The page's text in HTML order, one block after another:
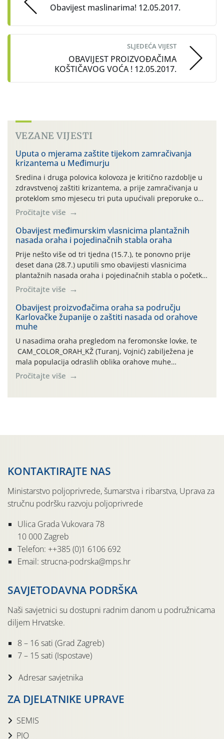
Obavijest maslinarima! 12.05.2017.
SLJEDEĆA VIJEST
OBAVIJEST PROIZVOĐAČIMA
KOŠTIČAVOG VOĆA ! 12.05.2017.
VEZANE VIJESTI
Uputa o mjerama zaštite tijekom zamračivanja
krizantema u Međimurju
Sredina i druga polovica kolovoza je kritično razdoblje u
zdravstvenoj zaštiti krizantema, a prije zamračivanja u
proteklom smo mjesecu tri puta upućivali preporuke o
preventivnim mjerama zaštite krizantema od najčešćih
uzročnika bolesti, štetnika i fito-fagnih grinja (23.7., 14.7.,
06.7.)! Na početku ovog mjeseca je zabilježeno je
povijesno i ekstremno vruće meteorološko razdoblje, uz
najviše temperature […]
Pročitajte više
Obavijest međimurskim vlasnicima plantažnih
nasada oraha i pojedinačnih stabla oraha
Prije nešto više od tri tjedna (15.7.), te ponovno prije
deset dana (28.7.) uputili smo obavijesti vlasnicima
plantažnih nasada oraha i pojedinačnih stabla o početku
leta i ovogodišnjoj potrebi usmjerenog suzbijanja
orahove muhe (Rhagoletis completa)! Već dvanaest dana
traje drugi ovogodišnji “toplinski udar”, koji naročito
izražen zadnja šest dana (31.7.-05.8.), jer najviše
temperature zraka svakodnevno […]
Pročitajte više
Obavijest proizvođačima oraha sa području
Karlovačke županije o zaštiti nasada od orahove
muhe
U nasadima oraha pregledom na feromonske lovke, te
CAM_COLOR_ORAH_KŽ (Turanj, Vojnić) zabilježena je
mala populacija odraslih oblika orahove muhe
(Rhagoletis completa). Niska brojnost može se objasniti
činjenicom da je riječ o mladim nasadima s vrlo malim
Pročitajte više
KONTAKTIRAJTE NAS
Ministarstvo poljoprivrede, šumarstva i ribarstva, Uprava za
stručnu podršku razvoju poljoprivrede
Ulica Grada Vukovara 78
10 000 Zagreb
Telefon: ++385 (0)1 6106 692
Email: strucna-podrska@mps.hr
SAVJETODAVNA PODRŠKA
Naši savjetnici su dostupni radnim danom u podružnicama
diljem Hrvatske.
8 – 16 sati (Grad Zagreb)
7 – 15 sati (Ispostave)
Adresar savjetnika
ZA DJELATNIKE UPRAVE
SEMIS
PIO